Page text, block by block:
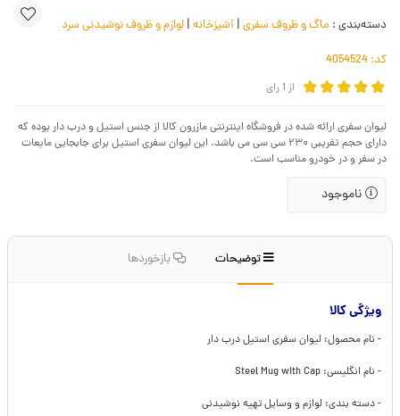
دسته‌بندی : ماگ و ظروف سفری | آشپزخانه | لوازم و ظروف نوشیدنی سرد
کد:
از 1رای
لیوان سفری ارائه شده در فروشگاه اینترنتی مازرون کالا از جنس استیل و درب دار بوده که
دارای حجم تقریبی ۲۳۰ سی سی می باشد. این لیوان سفری استیل برای جابجایی مایعات
در سفر و در خودرو مناسب است.
ناموجود
توضیحات بازخوردها
ویژگی کالا
- نام محصول: لیوان سفری استیل درب دار
- نام انگلیسی: Steel Mug with Cap
- دسته بندی: لوازم و وسایل تهیه نوشیدنی